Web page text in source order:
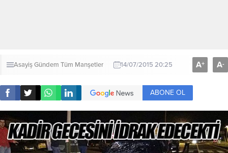
AsayişGündem Tüm Manşetler 14/07/2015 20:25 A+ A-
ABONE OL